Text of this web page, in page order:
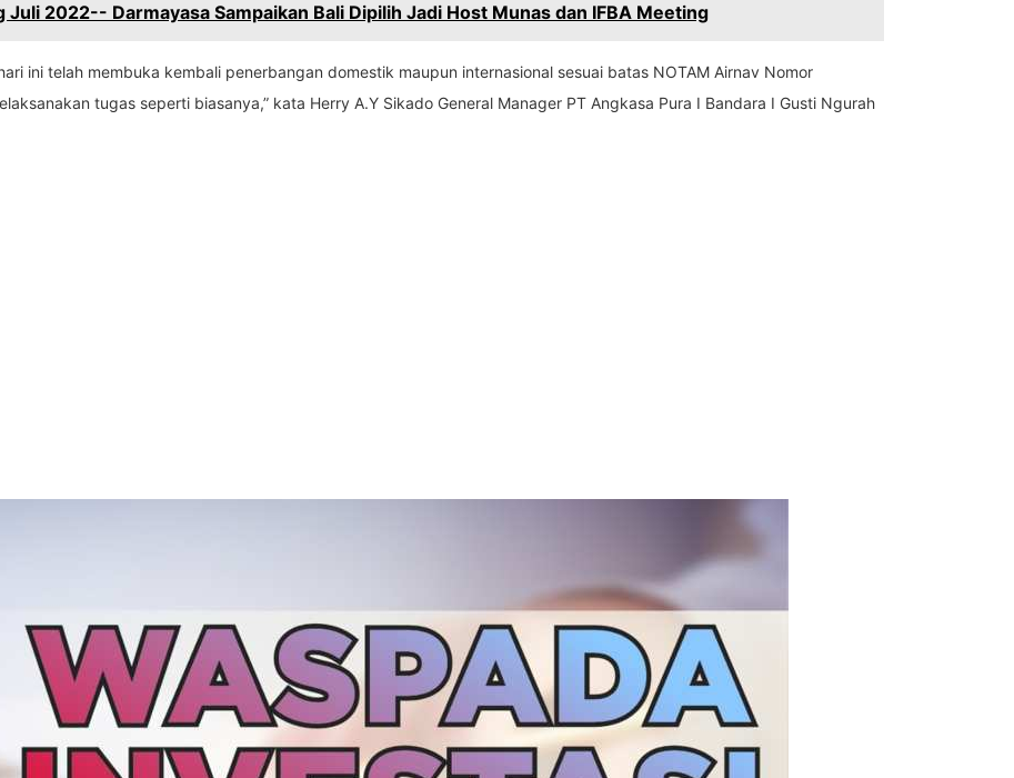
Juli 2022-- Darmayasa Sampaikan Bali Dipilih Jadi Host Munas dan IFBA Meeting
ini telah membuka kembali penerbangan domestik maupun internasional sesuai batas NOTAM Airnav Nomor
tugas seperti biasanya,” kata Herry A.Y Sikado General Manager PT Angkasa Pura I Bandara I Gusti Ngurah